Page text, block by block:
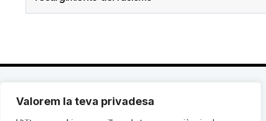
Valorem la teva privadesa
C. Avinyó 44, 2n | 08002 Barcelona |